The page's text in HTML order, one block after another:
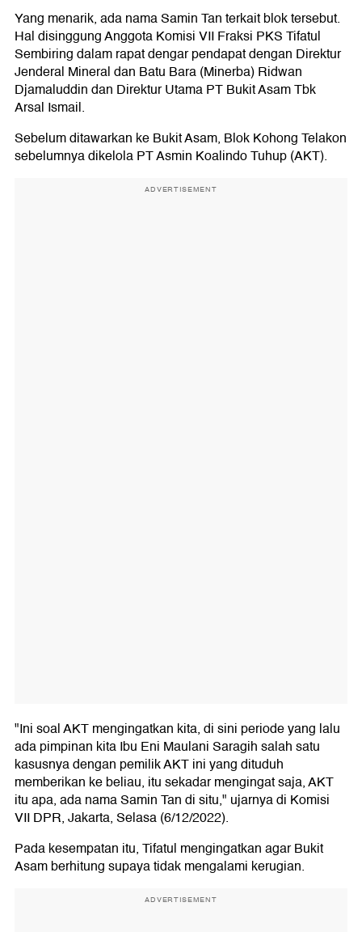
Yang menarik, ada nama Samin Tan terkait blok tersebut.
Hal disinggung Anggota Komisi VII Fraksi PKS Tifatul
Sembiring dalam rapat dengar pendapat dengan Direktur
Jenderal Mineral dan Batu Bara (Minerba) Ridwan
Djamaluddin dan Direktur Utama PT Bukit Asam Tbk
Arsal Ismail.
Sebelum ditawarkan ke Bukit Asam, Blok Kohong Telakon
sebelumnya dikelola PT Asmin Koalindo Tuhup (AKT).
ADVERTISEMENT
"Ini soal AKT mengingatkan kita, di sini periode yang lalu
ada pimpinan kita Ibu Eni Maulani Saragih salah satu
kasusnya dengan pemilik AKT ini yang dituduh
memberikan ke beliau, itu sekadar mengingat saja, AKT
itu apa, ada nama Samin Tan di situ," ujarnya di Komisi
VII DPR, Jakarta, Selasa (6/12/2022).
Pada kesempatan itu, Tifatul mengingatkan agar Bukit
Asam berhitung supaya tidak mengalami kerugian.
ADVERTISEMENT